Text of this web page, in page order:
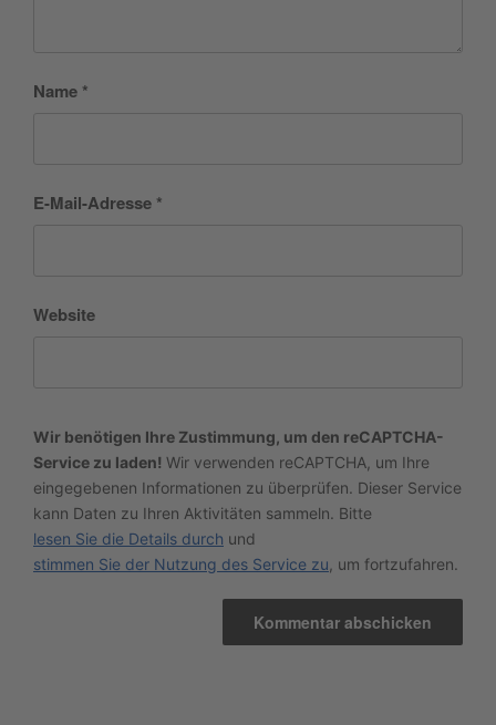
Name *
E-Mail-Adresse *
Website
Wir benötigen Ihre Zustimmung, um den reCAPTCHA-
Service zu laden! Wir verwenden reCAPTCHA, um Ihre
eingegebenen Informationen zu überprüfen. Dieser Service
kann Daten zu Ihren Aktivitäten sammeln. Bitte
lesen Sie die Details durch und
stimmen Sie der Nutzung des Service zu , um fortzufahren.